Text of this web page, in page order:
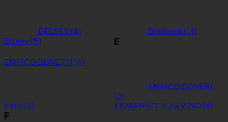
DELSEY (4) Diplomat(11)
Disney(5) E
ENRICO BENETTI (4)
ENRICO COVERI
(3)
enso (5) ERMANNO SCERVINO (4)
F